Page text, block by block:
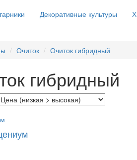
Декоративные культуры
Очиток Очиток гибридный
гибридный